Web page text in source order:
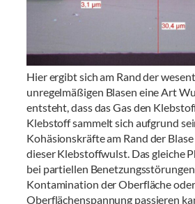
Hier ergibt sich am Rand der
unregelmäßigen Blasen eine Art
entsteht, dass das Gas den
Klebstoff sammelt sich aufgrund
Kohäsionskräfte am Rand der
dieser Klebstoffwulst. Das gleiche
bei partiellen
Kontamination der Oberfläche
Oberflächenspannung passieren